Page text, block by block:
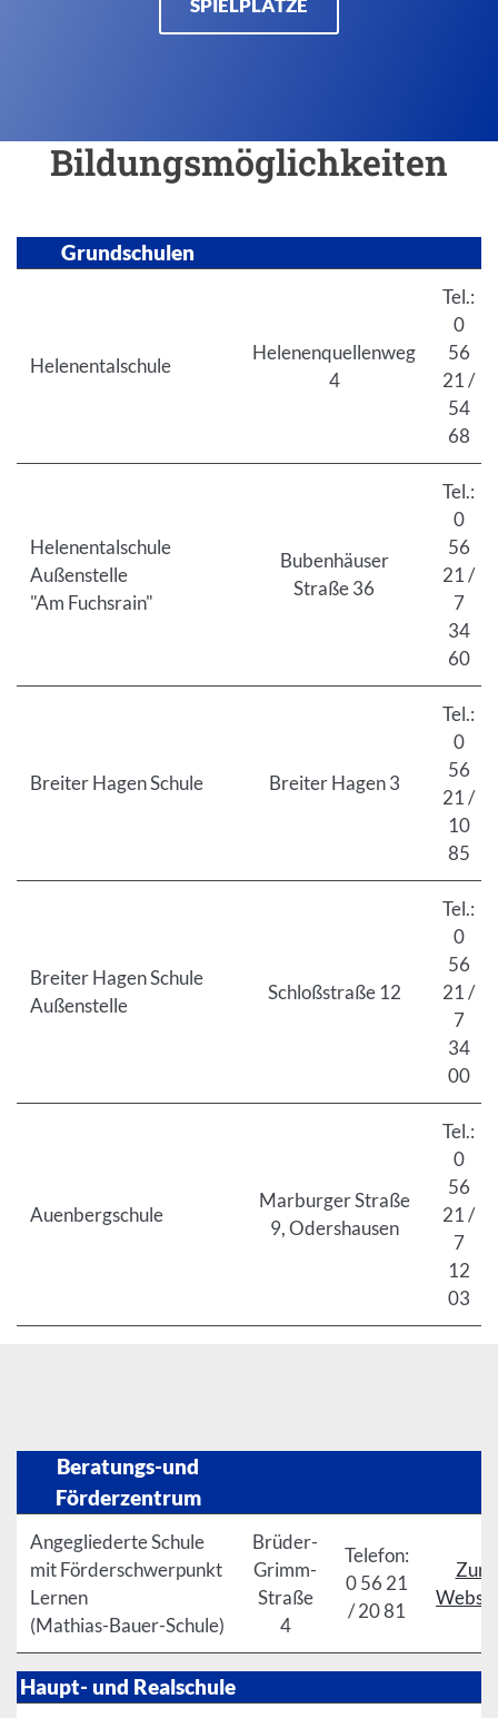
SPIELPLÄTZE
Bildungsmöglichkeiten
Grundschulen
Helenentalschule
Helenenquellenweg
4
Tel.:
0
56
21 /
54
68
Helenentalschule
Außenstelle
"Am Fuchsrain"
Bubenhäuser
Straße 36
Tel.:
0
56
21 /
7
34
60
Breiter Hagen Schule Breiter Hagen 3
Tel.:
0
56
21 /
10
85
Breiter Hagen Schule
Außenstelle
Schloßstraße 12
Tel.:
0
56
21 /
7
34
00
Auenbergschule
Marburger Straße
9, Odershausen
Tel.:
0
56
21 /
7
12
03
Beratungs-und
Förderzentrum
Angegliederte Schule
mit Förderschwerpunkt
Lernen
(Mathias-Bauer-Schule)
Brüder-
Grimm-
Straße
4
Telefon:
0 56 21
/ 20 81
Zur
Haupt- und Realschule